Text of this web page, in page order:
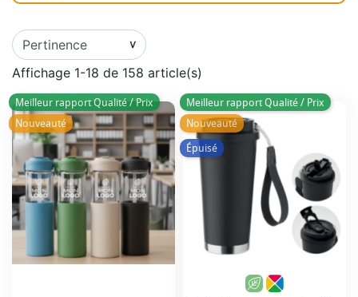
Affichage 1-18 de 158 article(s)
Meilleur rapport Qualité / Prix
Nouveauté
Meilleur rapport Qualité / Prix
Nouveauté
Épuisé